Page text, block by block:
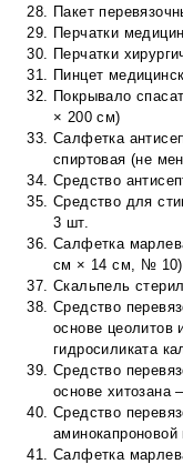
Пакет
Перчатки
Перчатки
Пинцет
Покрывало
× 200 см)
Салфетка
спиртовая (не
Средство
Средство для
3 шт.
Салфетка
см × 14 см, № 10)
Скальпель
Средство
основе цеолитов
гидросиликата
Средство
основе хитозана
Средство
Салфетка